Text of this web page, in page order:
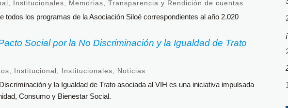
Institucionales Memorias ,Transparencia y Rendición de cuentas
todos los programas de la Asociación Siloé correspondientes al año 2.020
Social por la No Discriminación y la Igualdad de Trato
Institucional Institucionales Noticias
y la Igualdad de Trato asociada al VIH es una iniciativa impulsada
Consumo y Bienestar Social.